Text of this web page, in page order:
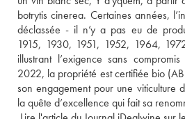
botrytis cinerea. Certaines années,
déclassée - il n’y a pas eu de
1915, 1930, 1951, 1952, 1964,
illustrant l’exigence sans
2022, la propriété est certifiée bio
son engagement pour une viticulture
la quête d’excellence qui fait sa